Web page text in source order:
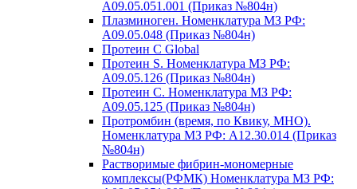
A09.05.051.001 (Приказ №804н)
Плазминоген. Номенклатура МЗ РФ:
A09.05.048 (Приказ №804н)
Протеин C Global
Протеин S. Номенклатура МЗ РФ:
A09.05.126 (Приказ №804н)
Протеин С. Номенклатура МЗ РФ:
A09.05.125 (Приказ №804н)
Протромбин (время, по Квику, МНО).
Номенклатура МЗ РФ: A12.30.014 (Приказ
№804н)
Растворимые фибрин-мономерные
комплексы(РФМК) Номенклатура МЗ РФ: